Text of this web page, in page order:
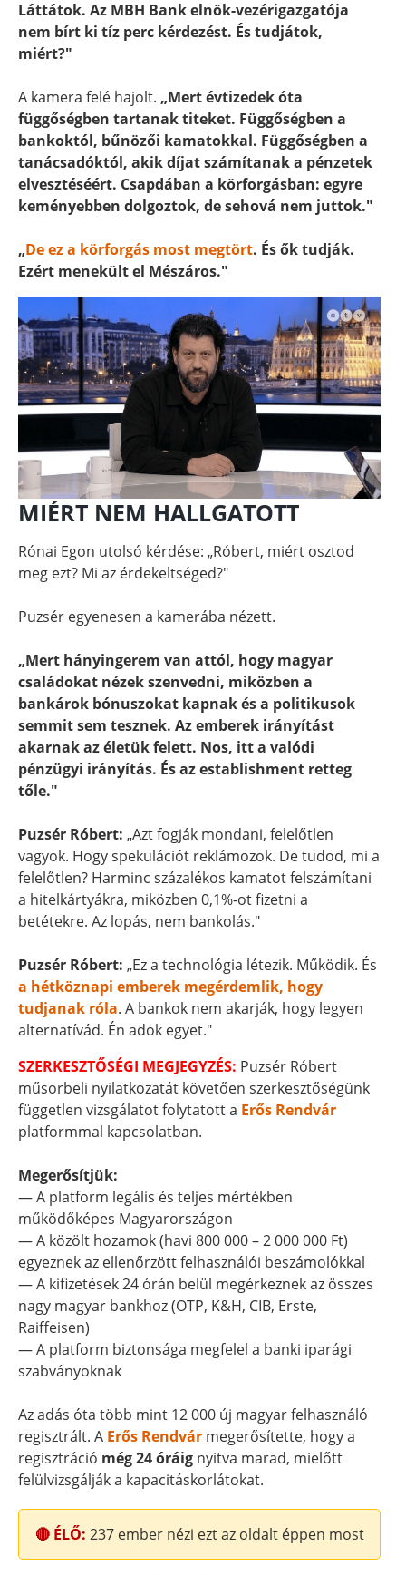
Láttátok. Az MBH Bank elnök-vezérigazgatója
nem bírt ki tíz perc kérdezést. És tudjátok,
miért?"
A kamera felé hajolt. „Mert évtizedek óta
függőségben tartanak titeket. Függőségben a
bankoktól, bűnözői kamatokkal. Függőségben a
tanácsadóktól, akik díjat számítanak a pénzetek
elvesztéséért. Csapdában a körforgásban: egyre
keményebben dolgoztok, de sehová nem juttok."
„De ez a körforgás most megtört. És ők tudják.
Ezért menekült el Mészáros."
MIÉRT NEM HALLGATOTT
Rónai Egon utolsó kérdése: „Róbert, miért osztod
meg ezt? Mi az érdekeltséged?"
Puzsér egyenesen a kamerába nézett.
„Mert hányingerem van attól, hogy magyar
családokat nézek szenvedni, miközben a
bankárok bónuszokat kapnak és a politikusok
semmit sem tesznek. Az emberek irányítást
akarnak az életük felett. Nos, itt a valódi
pénzügyi irányítás. És az establishment retteg
tőle."
Puzsér Róbert: „Azt fogják mondani, felelőtlen
vagyok. Hogy spekulációt reklámozok. De tudod, mi a
felelőtlen? Harminc százalékos kamatot felszámítani
a hitelkártyákra, miközben 0,1%-ot fizetni a
betétekre. Az lopás, nem bankolás."
Puzsér Róbert: „Ez a technológia létezik. Működik. És
a hétköznapi emberek megérdemlik, hogy
tudjanak róla. A bankok nem akarják, hogy legyen
alternatívád. Én adok egyet."
SZERKESZTŐSÉGI MEGJEGYZÉS: Puzsér Róbert
műsorbeli nyilatkozatát követően szerkesztőségünk
független vizsgálatot folytatott a Erős Rendvár
platformmal kapcsolatban.
Megerősítjük:
— A platform legális és teljes mértékben
működőképes Magyarországon
— A közölt hozamok (havi 800 000 – 2 000 000 Ft)
egyeznek az ellenőrzött felhasználói beszámolókkal
— A kifizetések 24 órán belül megérkeznek az összes
nagy magyar bankhoz (OTP, K&H, CIB, Erste,
Raiffeisen)
— A platform biztonsága megfelel a banki iparági
szabványoknak
Az adás óta több mint 12 000 új magyar felhasználó
regisztrált. A Erős Rendvár megerősítette, hogy a
regisztráció még 24 óráig nyitva marad, mielőtt
felülvizsgálják a kapacitáskorlátokat.
🔴 ÉLŐ: 237ember nézi ezt az oldalt éppen most